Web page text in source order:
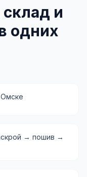
и
одних
→ пошив →